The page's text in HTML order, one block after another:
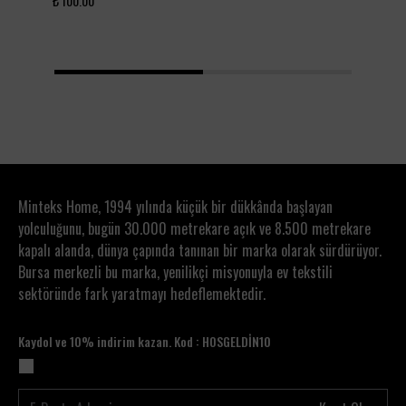
• Kol ucu ve etek ucundaki püskül detayları, ürüne
• Rahat kesimi sayesinde plajda, havuz kenarında
Kullanım Alanları
kullanılabilir.
• Hamam, sauna ve spa kullanımı için uygundur.
• Banyo sonrası günlük kullanımda rahat ve pratik
bir seçenek sunar.
• Yazlık, otel ve tatil valizi için ideal bir
tamamlayıcıdır.
• Mayo, bikini veya plaj giyimi üzerine rahatlıkla
tercih edilebilir.
konforlu bir alternatiftir.
1
Minteks Home, 1994 yılında küçük bir dükkânda başlayan
yolculuğunu, bugün 30.000 metrekare açık ve 8.500 metrekare
kapalı alanda, dünya çapında tanınan bir marka olarak sürdürüyor.
Bursa merkezli bu marka, yenilikçi misyonuyla ev tekstili
sektöründe fark yaratmayı hedeflemektedir.
Kaydol ve 10% indirim kazan. Kod : HOSGELDİN10